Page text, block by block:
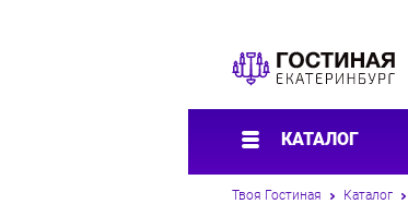
КАТАЛОГ
Твоя Гостиная Каталог